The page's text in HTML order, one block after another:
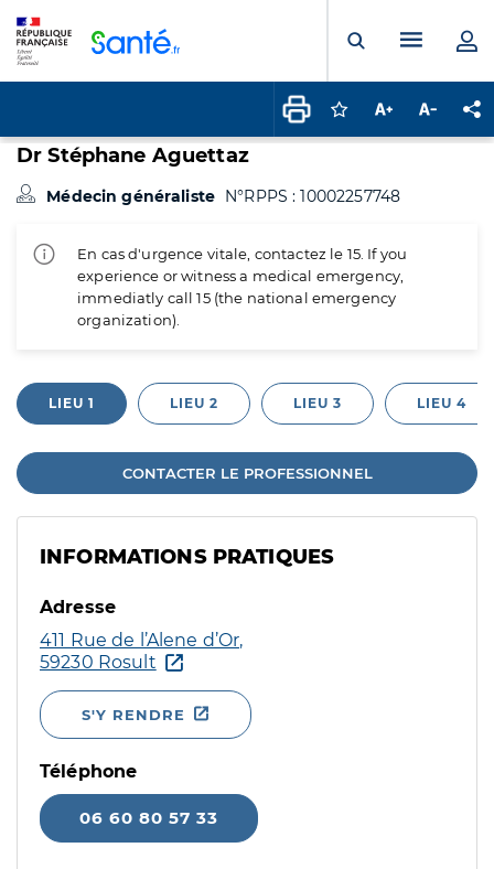
Ouvrir laMenu
Connectez-vous
Augmenter la
Dr Stéphane Aguettaz
Médecin généraliste N°RPPS : 10002257748
En cas d'urgence vitale, contactez le 15. If you
experience or witness a medical emergency,
immediatly call 15 (the national emergency
organization).
LIEU 1 LIEU 2 LIEU 3 LIEU 4
CONTACTER LE PROFESSIONNEL
INFORMATIONS PRATIQUES
Adresse
411 Rue de l’Alene d’Or,
59230 Rosult
S'Y RENDRE
Téléphone
06 60 80 57 33